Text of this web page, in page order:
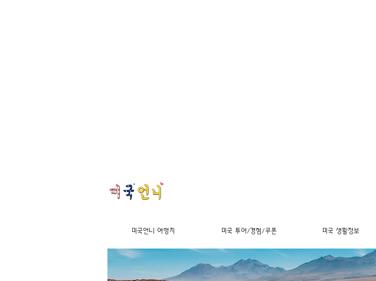
미국언니 여행지 미국 투어/경험/쿠폰 미국 생활정보